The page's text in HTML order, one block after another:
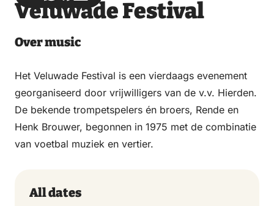
via via on on
Veluwade Festival
Over music
Het Veluwade Festival is een vierdaags evenement
georganiseerd door vrijwilligers van de v.v. Hierden.
De bekende trompetspelers én broers, Rende en
Henk Brouwer, begonnen in 1975 met de combinatie
van voetbal muziek en vertier.
All dates